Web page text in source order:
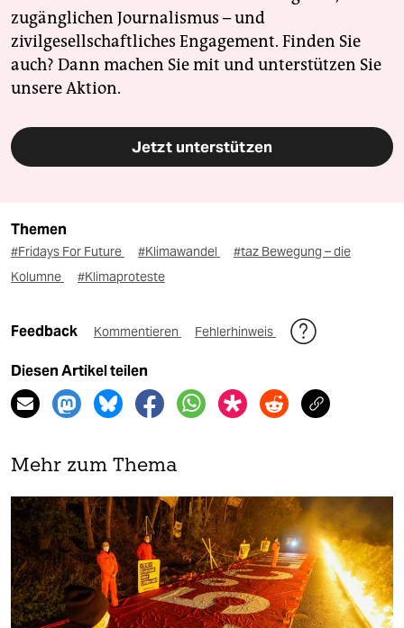
zugänglichen Journalismus – und
zivilgesellschaftliches Engagement. Finden Sie
auch? Dann machen Sie mit und unterstützen Sie
unsere Aktion.
Jetzt unterstützen
Themen
#Fridays For Future #Klimawandel
#taz Bewegung – die
Kolumne
#Klimaproteste
Feedback Kommentieren Fehlerhinweis
Diesen Artikel teilen
Mehr zum Thema